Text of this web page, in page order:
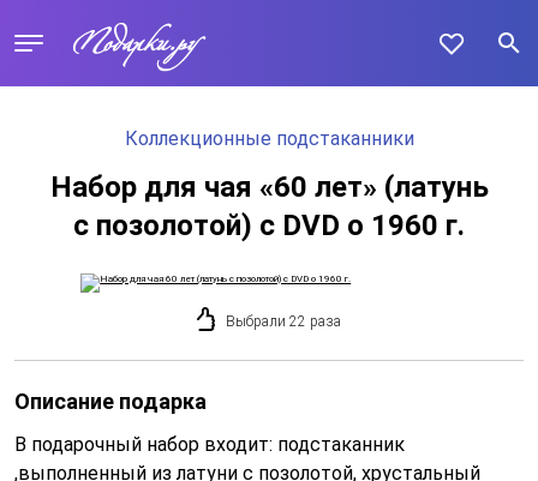
Коллекционные подстаканники
Набор для чая «60 лет» (латунь
с позолотой) с DVD о 1960 г.
Выбрали 22 раза
Описание подарка
В подарочный набор входит: подстаканник
,выполненный из латуни с позолотой, хрустальный